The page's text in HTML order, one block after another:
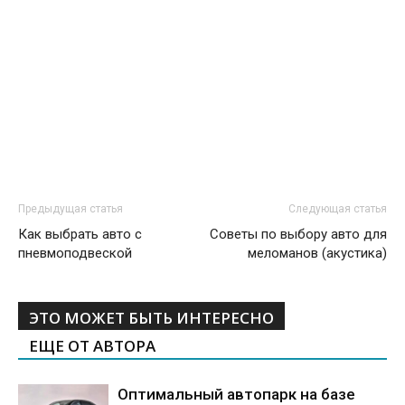
Предыдущая статья
Как выбрать авто с
пневмоподвеской
Следующая статья
Советы по выбору авто для
меломанов (акустика)
ЭТО МОЖЕТ БЫТЬ ИНТЕРЕСНО
ЕЩЕ ОТ АВТОРА
Оптимальный автопарк на базе